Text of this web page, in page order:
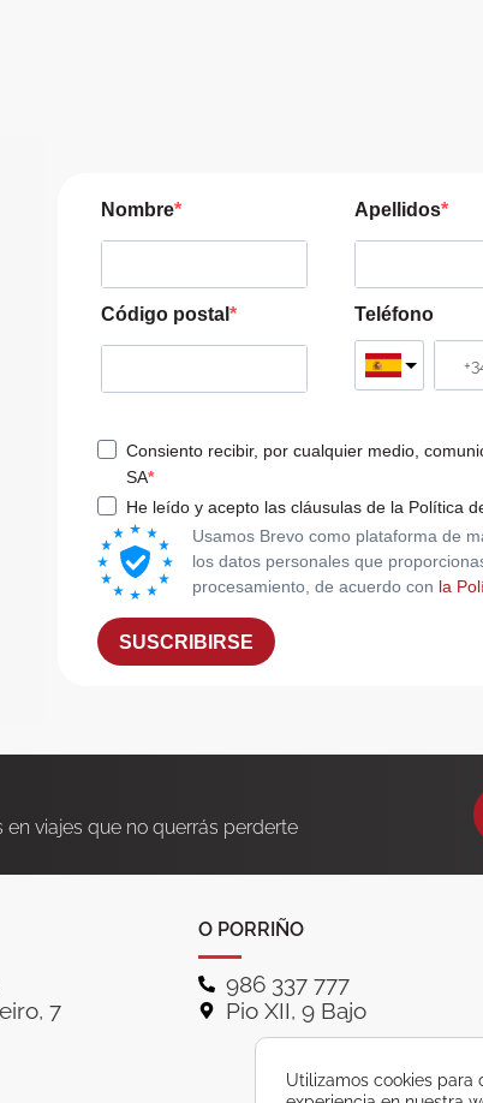
Nombre Apellidos
Código postal Teléfono
Consiento recibir, por cualquier medio,
SA
He leído y acepto las cláusulas de la Política
Usamos Brevo como plataforma de
los datos personales que
procesamiento, de acuerdo con la
SUSCRIBIRSE
viajes que no querrás perderte
7
O PORRIÑO
986 337 777
Pio XII, 9 Bajo
Utilizamos cookies para